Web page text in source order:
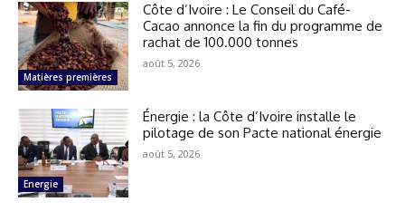
Matières premières
Côte d’Ivoire : Le Conseil du Café-
Cacao annonce la fin du programme de
rachat de 100.000 tonnes
août 5, 2026
Energie
Énergie : la Côte d’Ivoire installe le
pilotage de son Pacte national énergie
août 5, 2026